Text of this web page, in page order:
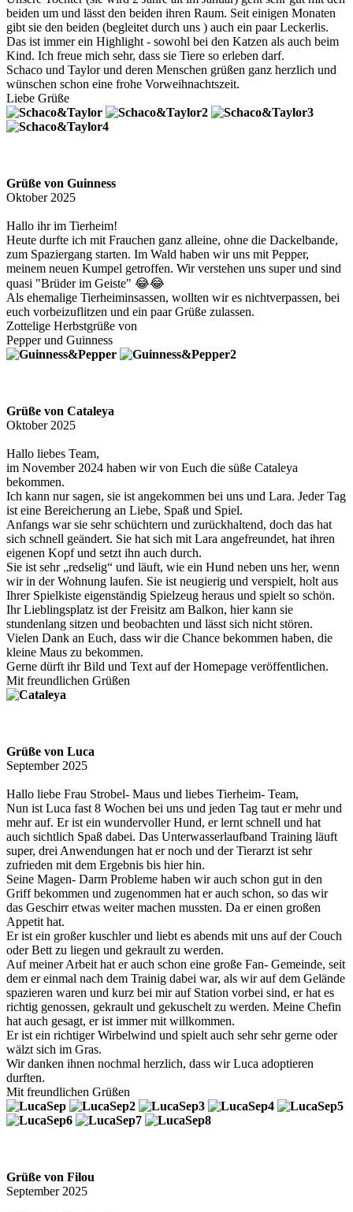
beiden um und lässt den beiden ihren Raum. Seit einigen Monaten
gibt sie den beiden (begleitet durch uns ) auch ein paar Leckerlis.
Das ist immer ein Highlight - sowohl bei den Katzen als auch beim
Kind. Ich freue mich sehr, dass sie Tiere so erleben darf.
Schaco und Taylor und deren Menschen grüßen ganz herzlich und
wünschen schon eine frohe Vorweihnachtszeit.
Liebe Grüße
Grüße von Guinness
Oktober 2025
Hallo ihr im Tierheim!
Heute durfte ich mit Frauchen ganz alleine, ohne die Dackelbande,
zum Spaziergang starten. Im Wald haben wir uns mit Pepper,
meinem neuen Kumpel getroffen. Wir verstehen uns super und sind
quasi "Brüder im Geiste" 😂😂
Als ehemalige Tierheiminsassen, wollten wir es nichtverpassen, bei
euch vorbeizuflitzen und ein paar Grüße zulassen.
Zottelige Herbstgrüße von
Pepper und Guinness
Grüße von Cataleya
Oktober 2025
Hallo liebes Team,
im November 2024 haben wir von Euch die süße Cataleya
bekommen.
Ich kann nur sagen, sie ist angekommen bei uns und Lara. Jeder Tag
ist eine Bereicherung an Liebe, Spaß und Spiel.
Anfangs war sie sehr schüchtern und zurückhaltend, doch das hat
sich schnell geändert. Sie hat sich mit Lara angefreundet, hat ihren
eigenen Kopf und setzt ihn auch durch.
Sie ist sehr „redselig“ und läuft, wie ein Hund neben uns her, wenn
wir in der Wohnung laufen. Sie ist neugierig und verspielt, holt aus
Ihrer Spielkiste eigenständig Spielzeug heraus und spielt so schön.
Ihr Lieblingsplatz ist der Freisitz am Balkon, hier kann sie
stundenlang sitzen und beobachten und lässt sich nicht stören.
Vielen Dank an Euch, dass wir die Chance bekommen haben, die
kleine Maus zu bekommen.
Gerne dürft ihr Bild und Text auf der Homepage veröffentlichen.
Mit freundlichen Grüßen
Grüße von Luca
September 2025
Hallo liebe Frau Strobel- Maus und liebes Tierheim- Team,
Nun ist Luca fast 8 Wochen bei uns und jeden Tag taut er mehr und
mehr auf. Er ist ein wundervoller Hund, er lernt schnell und hat
auch sichtlich Spaß dabei. Das Unterwasserlaufband Training läuft
super, drei Anwendungen hat er noch und der Tierarzt ist sehr
zufrieden mit dem Ergebnis bis hier hin.
Seine Magen- Darm Probleme haben wir auch schon gut in den
Griff bekommen und zugenommen hat er auch schon, so das wir
das Geschirr etwas weiter machen mussten. Da er einen großen
Appetit hat.
Er ist ein großer kuschler und liebt es abends mit uns auf der Couch
oder Bett zu liegen und gekrault zu werden.
Auf meiner Arbeit hat er auch schon eine große Fan- Gemeinde, seit
dem er einmal nach dem Trainig dabei war, als wir auf dem Gelände
spazieren waren und kurz bei mir auf Station vorbei sind, er hat es
richtig genossen, gekrault und gekuschelt zu werden. Meine Chefin
hat auch gesagt, er ist immer mit willkommen.
Er ist ein richtiger Wirbelwind und spielt auch sehr sehr gerne oder
wälzt sich im Gras.
Wir danken ihnen nochmal herzlich, dass wir Luca adoptieren
durften.
Mit freundlichen Grüßen
Grüße von Filou
September 2025